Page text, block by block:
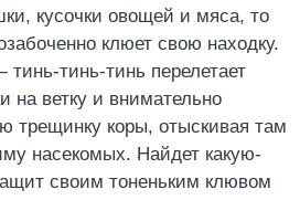
кусочки овощей и мяса, то
клюет свою находку.
тинь-тинь перелетает
на ветку и внимательно
трещинку коры, отыскивая там
насекомых. Найдет какую-
своим тоненьким клювом